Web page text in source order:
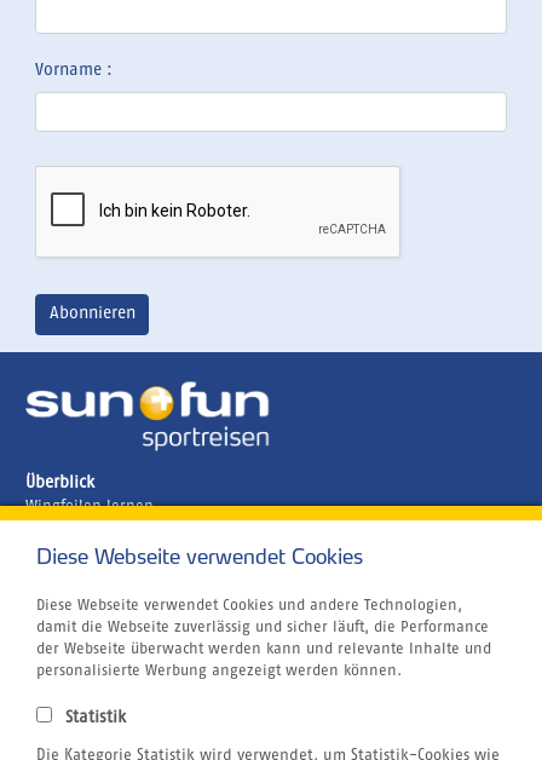
Vorname :
Überblick
Wingfoilen lernen
Brasilien
Kapverden
Marokko
Unternehmen
Airline Blacklist
Kitesurfen
Diese Webseite verwendet Cookies
Diese Webseite verwendet Cookies und andere Technologien,
damit die Webseite zuverlässig und sicher läuft, die Performance
der Webseite überwacht werden kann und relevante Inhalte und
personalisierte Werbung angezeigt werden können.
Statistik
Die Kategorie Statistik wird verwendet, um Statistik-Cookies wie